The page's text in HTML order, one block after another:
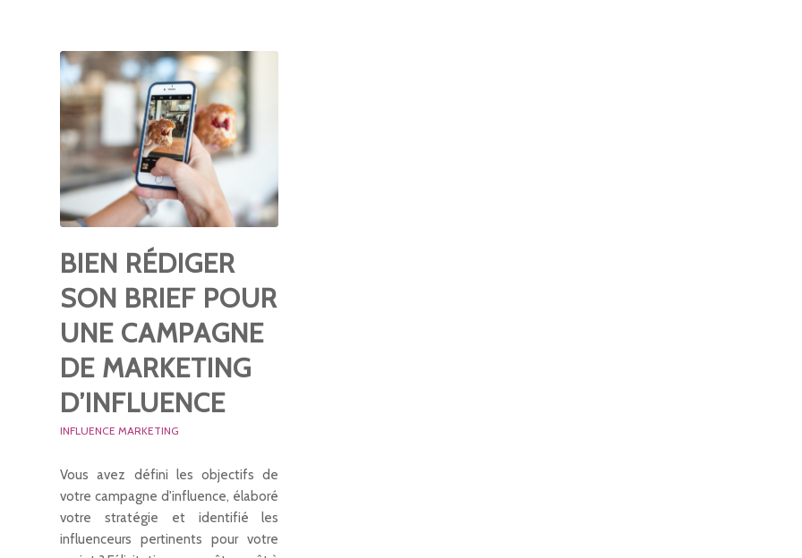
BIEN RÉDIGER
SON BRIEF POUR
UNE CAMPAGNE
DE MARKETING
D’INFLUENCE
INFLUENCE MARKETING
Vous avez défini les objectifs de
votre campagne d'influence, élaboré
votre stratégie et identifié les
influenceurs pertinents pour votre